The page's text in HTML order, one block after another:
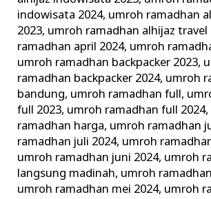
indowisata 2024, umroh ramadhan
2023, umroh ramadhan alhijaz travel
ramadhan april 2024, umroh
umroh ramadhan backpacker 2023,
ramadhan backpacker 2024, umroh
bandung, umroh ramadhan full,
full 2023, umroh ramadhan full 2024,
ramadhan harga, umroh ramadhan
ramadhan juli 2024, umroh
umroh ramadhan juni 2024, umroh
langsung madinah, umroh
umroh ramadhan mei 2024, umroh